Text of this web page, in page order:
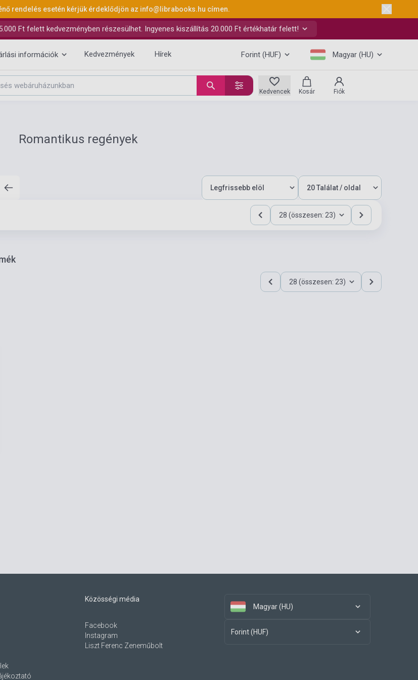
rendelés esetén kérjük érdeklődjön az info@librabooks.hu címen.
Ft felett kedvezményben részesülhet. Ingyenes kiszállítás 20.000 Ft értékhatár felett!
információk Kedvezmények Hírek Forint (HUF) Magyar (HU)
Kedvencek Kosár Fiók
Romantikus regények
28 (összesen: 23)
28 (összesen: 23)
Közösségi média
Facebook
Instagram
Liszt Ferenc Zeneműbolt
Magyar (HU)
Forint (HUF)